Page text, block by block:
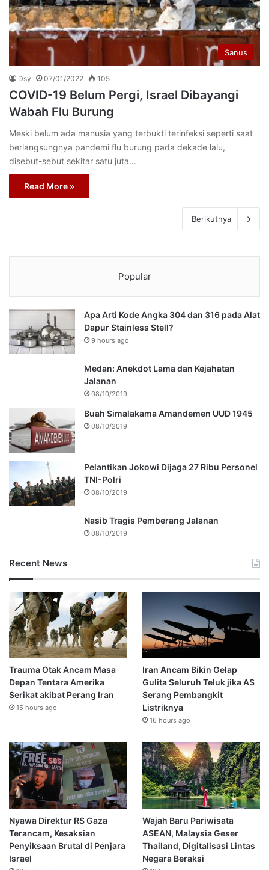
Sanus
Dsy 07/01/2022 105
COVID-19 Belum Pergi, Israel Dibayangi
Wabah Flu Burung
Meski belum ada manusia yang terbukti terinfeksi seperti saat
berlangsungnya pandemi flu burung pada dekade lalu,
disebut-sebut sekitar satu juta…
Read More »
Berikutnya
Popular
Apa Arti Kode Angka 304 dan 316 pada Alat
Dapur Stainless Stell?
9 hours ago
Medan: Anekdot Lama dan Kejahatan
Jalanan
08/10/2019
Buah Simalakama Amandemen UUD 1945
08/10/2019
Pelantikan Jokowi Dijaga 27 Ribu Personel
TNI-Polri
08/10/2019
Nasib Tragis Pemberang Jalanan
08/10/2019
Recent News
Trauma Otak Ancam Masa
Depan Tentara Amerika
Serikat akibat Perang Iran
15 hours ago
Iran Ancam Bikin Gelap
Gulita Seluruh Teluk jika AS
Serang Pembangkit
Listriknya
16 hours ago
Nyawa Direktur RS Gaza
Terancam, Kesaksian
Penyiksaan Brutal di Penjara
Israel
Wajah Baru Pariwisata
ASEAN, Malaysia Geser
Thailand, Digitalisasi Lintas
Negara Beraksi